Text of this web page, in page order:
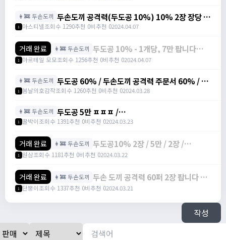
👩‍🚒 두손도끼 두손도끼 공격력(두도공 10%) 10% 2장 장당 7
만에 팝니다 / 7만 /
1 아스티넬조회수 1290추천 0비추천 02024.04.07
거래 완료 👩‍🚒 두손도끼 두도공 10% - 1개당, 7만 팝니다〃
[3개]
/ 70000
1 아르테일 모모조회수 1256추천 0비추천 02024.04.07
👩‍🚒 두손도끼 두도공 60% / 두손도끼 공격력 주문서 60% / 1
장/ 30만 / 300000 /
1 봄날의호감작조회수 1260추천 0비추천 02024.03.28
👩‍🚒 두손도끼 두도공 5만 ㅍㅍㅍ /
https://open.kakao.com/o/siyaz9dg / 5
https://open.kakao.com/o/siyaz9dg
1 꿀박이조회수 1391추천 0비추천 02024.03.23
거래 완료 👩‍🚒 두손도끼 두도공10% 2장 / 5만 / 2장 /
https://open.kakao.com/o/
1 원삼조회수 1181추천 0비추천 02024.03.22
거래 완료 👩‍🚒 두손도끼 두손 도끼 공격력 60퍼 2장 팝니다 (두
도공) / 70만 /
1 단뿡이조회수 1337추천 0비추천 02024.03.21
작성